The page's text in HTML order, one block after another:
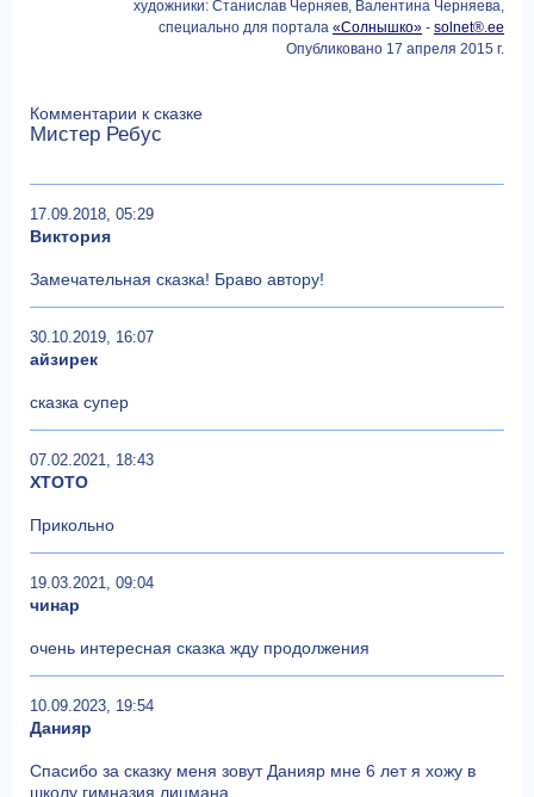
художники: Станислав Черняев, Валентина Черняева,
специально для портала «Солнышко» - solnet®.ee
Опубликовано 17 апреля 2015 г.
Комментарии к сказке
Мистер Ребус
17.09.2018, 05:29
Виктория
Замечательная сказка! Браво автору!
30.10.2019, 16:07
айзирек
сказка супер
07.02.2021, 18:43
ХТОТО
Прикольно
19.03.2021, 09:04
чинар
очень интересная сказка жду продолжения
10.09.2023, 19:54
Данияр
Спасибо за сказку меня зовут Данияр мне 6 лет я хожу в
школу гимназия лицмана